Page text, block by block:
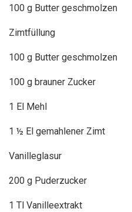
100 g Butter geschmolzen
Zimtfüllung
100 g Butter geschmolzen
100 g brauner Zucker
1 El Mehl
1 ½ El gemahlener Zimt
Vanilleglasur
200 g Puderzucker
1 Tl Vanilleextrakt